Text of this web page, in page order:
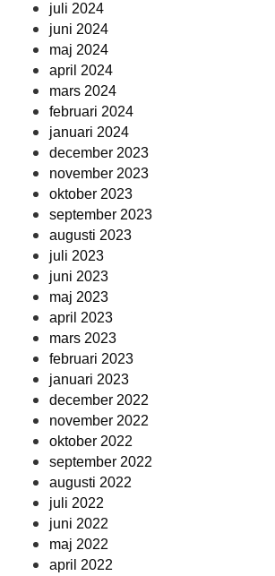
juli 2024
juni 2024
maj 2024
april 2024
mars 2024
februari 2024
januari 2024
december 2023
november 2023
oktober 2023
september 2023
augusti 2023
juli 2023
juni 2023
maj 2023
april 2023
mars 2023
februari 2023
januari 2023
december 2022
november 2022
oktober 2022
september 2022
augusti 2022
juli 2022
juni 2022
maj 2022
april 2022